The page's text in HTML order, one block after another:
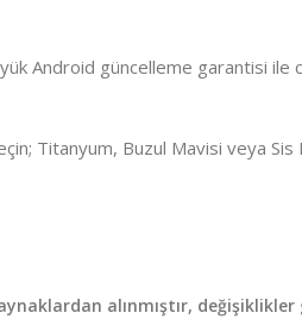
Android güncelleme garantisi ile
Titanyum, Buzul Mavisi veya Sis
alınmıştır,